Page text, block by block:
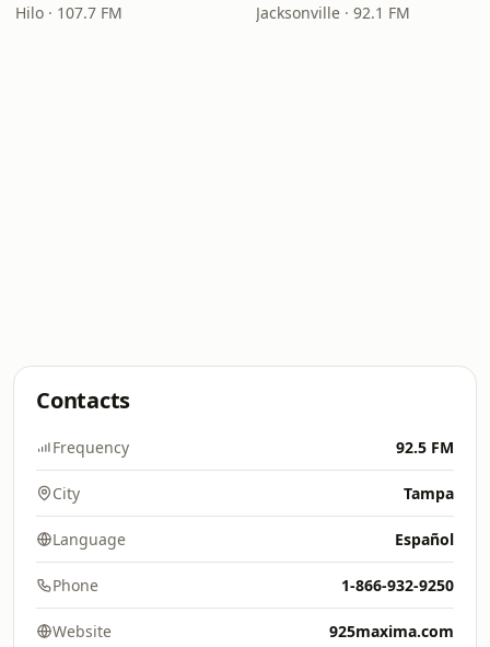
Hilo · 107.7 FM Jacksonville · 92.1 FM
Contacts
Frequency 92.5 FM
City Tampa
Language Español
Phone 1-866-932-9250
Website 925maxima.com